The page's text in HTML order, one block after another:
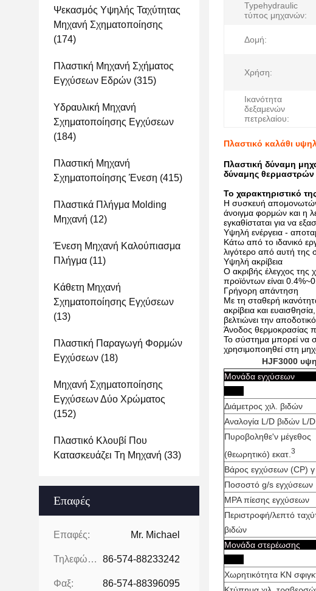
Ψεκασμός Υψηλής Ταχύτητας
Μηχανή Σχηματοποίησης
(174)
Πλαστική Μηχανή Σχήματος
Εγχύσεων Εδρών (315)
Υδραυλική Μηχανή
Σχηματοποίησης Εγχύσεων
(184)
Πλαστική Μηχανή
Σχηματοποίησης Ένεση (415)
Πλαστικά Πλήγμα Molding
Μηχανή (12)
Ένεση Μηχανή Καλούπιασμα
Πλήγμα (11)
Κάθετη Μηχανή
Σχηματοποίησης Εγχύσεων
(13)
Πλαστική Παραγωγή Φορμών
Εγχύσεων (18)
Μηχανή Σχηματοποίησης
Εγχύσεων Δύο Χρώματος
(152)
Πλαστικό Κλουβί Που
Κατασκευάζει Τη Μηχανή (33)
Επαφές
Επαφές: Mr. Michael
Τηλεφώνημα: 86-574-88233242
Φαξ: 86-574-88396095
Typehydraulic
τύπος μηχανών:
Δομή:
Χρήση:
Ικανότητα
δεξαμενών
πετρελαίου:
Πλαστικό καλάθι
Πλαστική δύναμη
δύναμης θερμαστρών
Το χαρακτηριστικό
Η συσκευή απομονωτών
άνοιγμα φορμών και η
εγκαθίσταται για να
Υψηλή ενέργεια -
Κάτω από το ιδανικό
λιγότερο από αυτή της
Υψηλή ακρίβεια
Ο ακριβής έλεγχος της
προϊόντων είναι
Γρήγορη απάντηση
Με τη σταθερή
ακρίβεια και
βελτιώνει την
Άνοδος θερμοκρασίας
Το σύστημα μπορεί να
χρησιμοποιηθεί στη
HJF3000
Μονάδα
Διάμετρος χιλ. βιδών
Αναλογία L/D βιδών L/D
Πυροβοληθε'ν μέγεθος
(θεωρητικό) εκατ. 3
Βάρος εγχύσεων (CP) γ
Ποσοστό g/s εγχύσεων
MPA πίεσης εγχύσεων
Περιστροφή/λεπτό
βιδών
Μονάδα
Χωρητικότητα KN